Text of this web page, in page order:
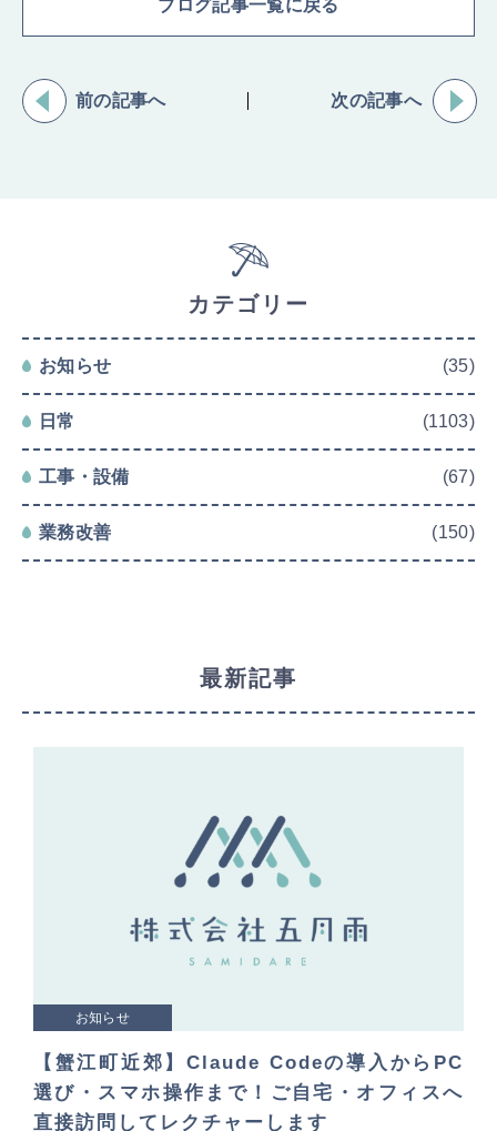
ブログ記事一覧に戻る
前の記事へ 次の記事へ
カテゴリー
お知らせ (35)
日常 (1103)
工事・設備 (67)
業務改善 (150)
最新記事
お知らせ
【蟹江町近郊】Claude Codeの導入からPC
選び・スマホ操作まで！ご自宅・オフィスへ
直接訪問してレクチャーします